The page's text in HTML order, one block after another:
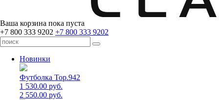
Ваша корзина пока пуста
+7 800 333 9202 +7 800 333 9202
Новинки
Футболка Top.942
1 530.00 руб.
2 550.00 руб.